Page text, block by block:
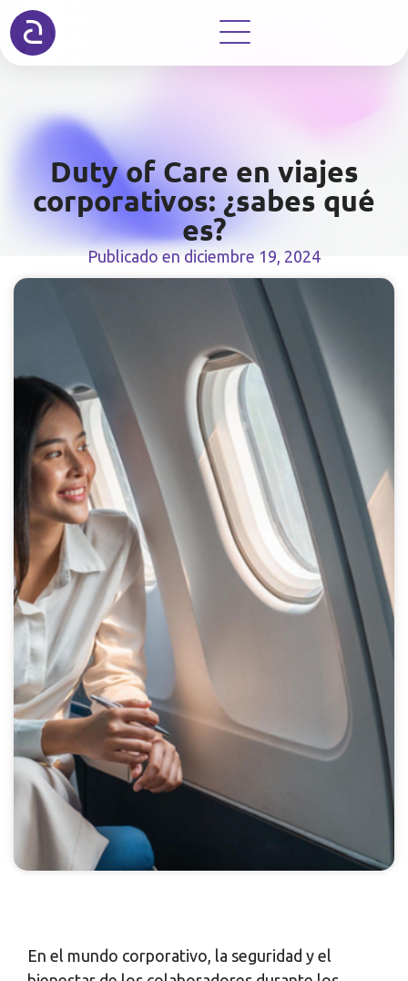
Duty of Care en viajes
corporativos: ¿sabes qué
es?
Publicado en diciembre 19, 2024
En el mundo corporativo, la seguridad y el